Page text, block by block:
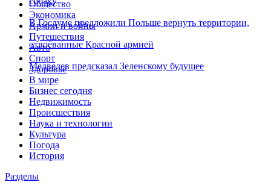
В Госдуме предложили Польше вернуть территории,
отвоёванные Красной армией
Медведев предсказал Зеленскому будущее
Общество
Экономика
Армии и войны
Путешествия
Авто
Спорт
Здоровье
В мире
Бизнес сегодня
Недвижимость
Происшествия
Наука и технологии
Культура
Погода
История
Разделы